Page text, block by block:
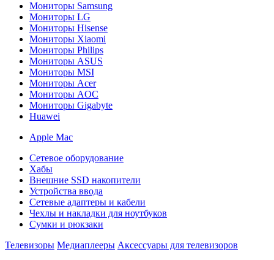
Мониторы Samsung
Мониторы LG
Мониторы Hisense
Мониторы Xiaomi
Мониторы Philips
Мониторы ASUS
Мониторы MSI
Мониторы Acer
Мониторы AOC
Мониторы Gigabyte
Huawei
Apple Mac
Сетевое оборудование
Хабы
Внешние SSD накопители
Устройства ввода
Сетевые адаптеры и кабели
Чехлы и накладки для ноутбуков
Сумки и рюкзаки
Телевизоры Медиаплееры Аксессуары для телевизоров